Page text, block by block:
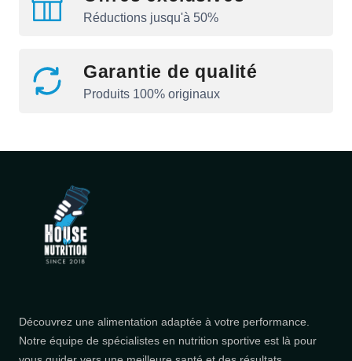
Réductions jusqu'à 50%
Garantie de qualité
Produits 100% originaux
Découvrez une alimentation adaptée à votre performance.
Notre équipe de spécialistes en nutrition sportive est là pour